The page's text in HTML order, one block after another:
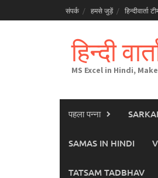
to
संपर्क हमसे जुड़ें हिन्दीवार्ता
हिन्दी
MS Excel in Hindi,
पहला पन्ना
SAMAS IN HINDI
TATSAM TADBHAV